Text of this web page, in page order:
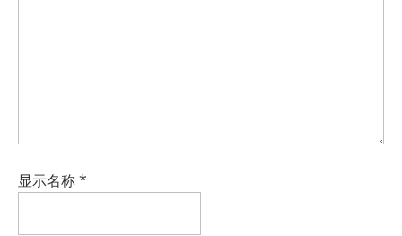
显示名称*